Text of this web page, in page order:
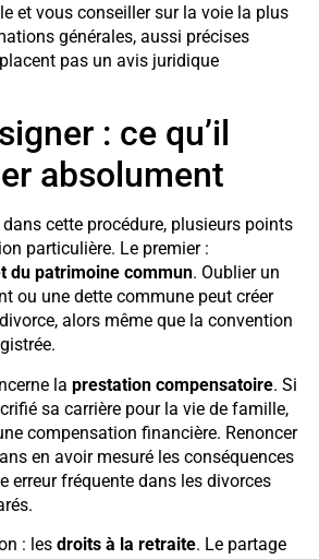
et vous conseiller sur la voie la plus
générales, aussi précises
pas un avis juridique
: ce qu’il
absolument
dans cette procédure, plusieurs points
particulière. Le premier :
du patrimoine commun. Oublier un
ou une dette commune peut créer
alors même que la convention
la prestation compensatoire. Si
sa carrière pour la vie de famille,
compensation financière. Renoncer
en avoir mesuré les conséquences
erreur fréquente dans les divorces
: les droits à la retraite. Le partage